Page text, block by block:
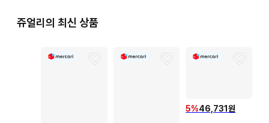
쥬얼리의 최신 상품
5%46,731원